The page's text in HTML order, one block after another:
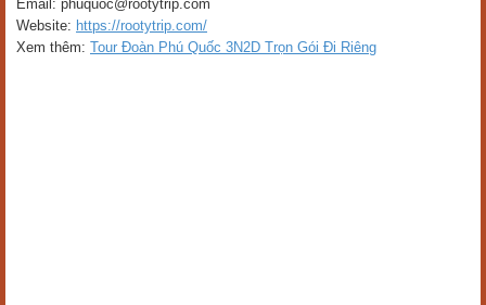
Email: phuquoc@rootytrip.com
Website: https://rootytrip.com/
Xem thêm: Tour Đoàn Phú Quốc 3N2D Trọn Gói Đi Riêng